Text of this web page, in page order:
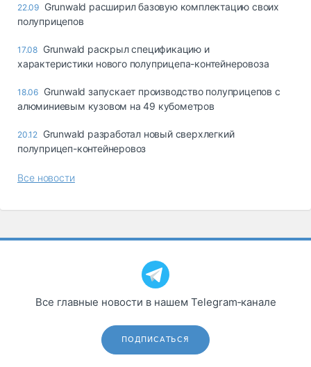
Склады и
Коммерческий
транспорт
Спецтехника
запчасти, шины
Топливо, масла и
22.09 Grunwald расширил базовую комплектацию своих
полуприцепов
17.08 Grunwald раскрыл спецификацию и
характеристики нового полуприцепа-контейнеровоза
18.06 Grunwald запускает производство полуприцепов с
алюминиевым кузовом на 49 кубометров
20.12 Grunwald разработал новый сверхлегкий
полуприцеп-контейнеровоз
Все новости
Все главные новости в нашем Telegram‑канале
ПОДПИСАТЬСЯ